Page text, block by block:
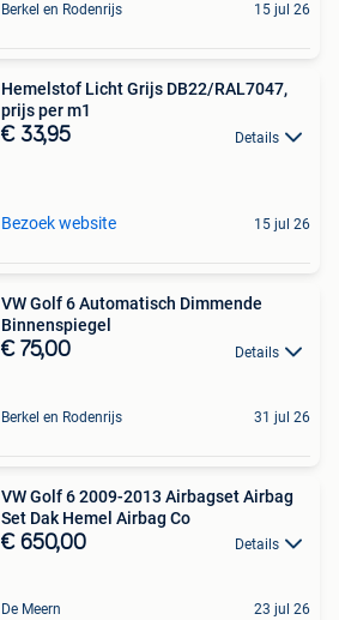
Berkel en Rodenrijs 15 jul 26
Hemelstof Licht Grijs DB22/RAL7047,
prijs per m1
€ 33,95 Details
Bezoek website 15 jul 26
VW Golf 6 Automatisch Dimmende
Binnenspiegel
€ 75,00 Details
Berkel en Rodenrijs 31 jul 26
VW Golf 6 2009-2013 Airbagset Airbag
Set Dak Hemel Airbag Co
€ 650,00 Details
De Meern 23 jul 26